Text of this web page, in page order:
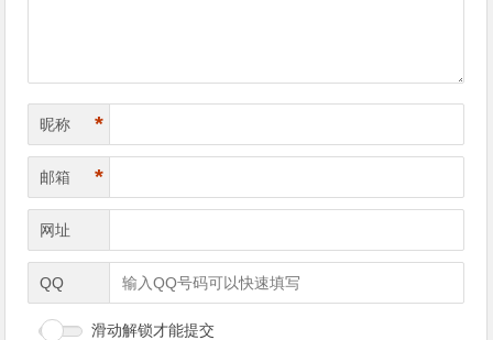
昵称 *
邮箱 *
网址
QQ
滑动解锁才能提交